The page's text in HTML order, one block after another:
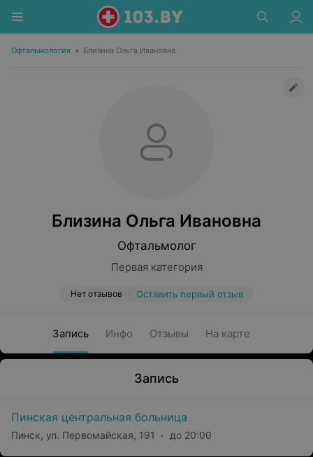
Офтальмология • Близина Ольга Ивановна
Близина Ольга Ивановна
Офтальмолог
Первая категория
Нет отзывов Оставить первый отзыв
Запись Инфо Отзывы На карте
Запись
Пинская центральная больница
Пинск, ул. Первомайская, 191 до 20:00